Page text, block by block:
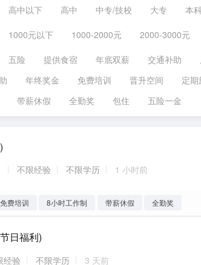
高中以下 高中 中专/技校 大专 本
1000元以下 1000-2000元 2000-3000元
五险 提供食宿 年底双薪 交通补助
年终奖金 免费培训 晋升空间 定
带薪休假 全勤奖 包住 五险一金
不限经验 不限学历 1 小时前
免费培训 8小时工作制 带薪休假 全勤奖
日福利)
经验 不限学历 3 天前